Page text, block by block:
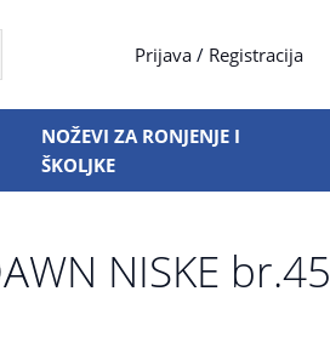
Prijava / Registracija
NOŽEVI ZA RONJENJE I
ŠKOLJKE
NISKE br.45